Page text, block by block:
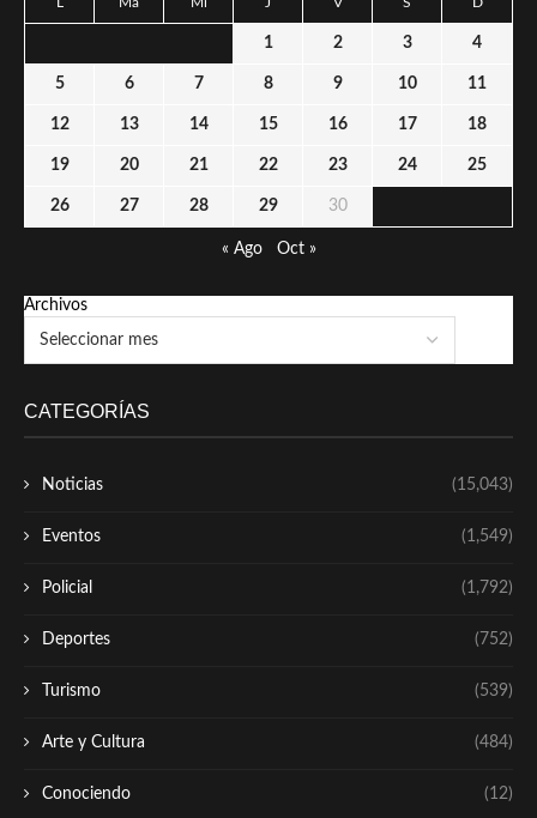
1 2 3 4
5 6 7 8 9 10 11
12 13 14 15 16 17 18
19 20 21 22 23 24 25
26 27 28 29 30
« Ago Oct »
Archivos
CATEGORÍAS
Noticias (15,043)
Eventos (1,549)
Policial (1,792)
Deportes (752)
Turismo (539)
Arte y Cultura (484)
Conociendo (12)